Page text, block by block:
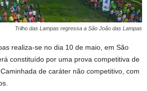
Trilho das Lampas regressa a São João das Lampas
realiza-se no dia 10 de maio, em São
constituído por uma prova competitiva de
de caráter não competitivo, com